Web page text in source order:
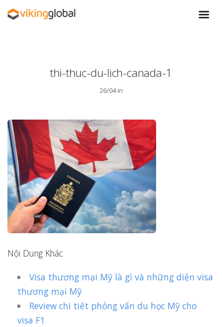
thi-thuc-du-lich-canada-1
26/04 in
Nội Dung Khác
Visa thương mại Mỹ là gì và những diện visa
thương mại Mỹ
Review chi tiết phỏng vấn du học Mỹ cho
visa F1